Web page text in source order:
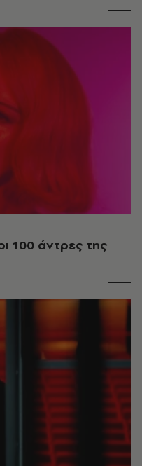
100 άντρες της